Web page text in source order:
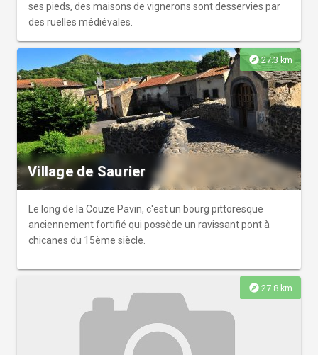
ses pieds, des maisons de vignerons sont desservies par
des ruelles médiévales.
explore27.3 km
Village de Saurier
Le long de la Couze Pavin, c'est un bourg pittoresque
anciennement fortifié qui possède un ravissant pont à
chicanes du 15ème siècle.
explore 27.8 km